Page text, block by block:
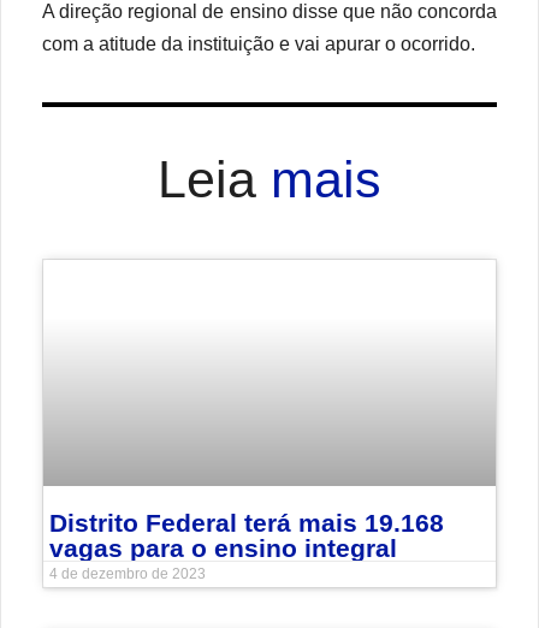
A direção regional de ensino disse que não concorda
com a atitude da instituição e vai apurar o ocorrido.
Leia mais
Distrito Federal terá mais 19.168
vagas para o ensino integral
4 de dezembro de 2023